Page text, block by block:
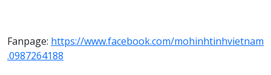
Fanpage: https://www.facebook.com/mohinhtinhvietnam
.0987264188